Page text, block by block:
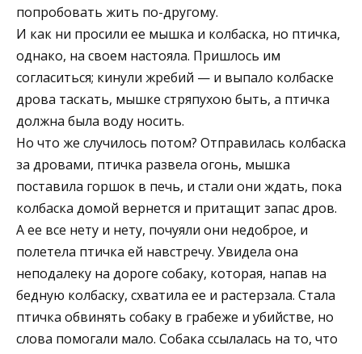
попробовать жить по-другому.
И как ни просили ее мышка и колбаска, но птичка,
однако, на своем настояла. Пришлось им
согласиться; кинули жребий — и выпало колбаске
дрова таскать, мышке стряпухою быть, а птичка
должна была воду носить.
Но что же случилось потом? Отправилась колбаска
за дровами, птичка развела огонь, мышка
поставила горшок в печь, и стали они ждать, пока
колбаска домой вернется и притащит запас дров.
А ее все нету и нету, почуяли они недоброе, и
полетела птичка ей навстречу. Увидела она
неподалеку на дороге собаку, которая, напав на
бедную колбаску, схватила ее и растерзала. Стала
птичка обвинять собаку в грабеже и убийстве, но
слова помогали мало. Собака ссылалась на то, что